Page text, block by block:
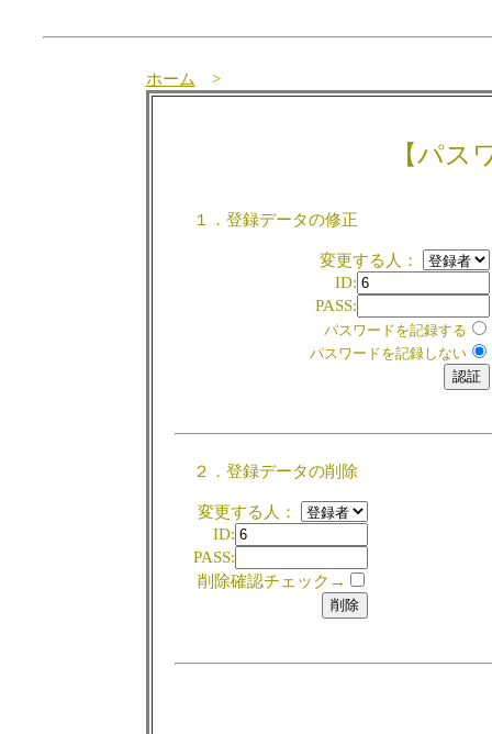
ホーム >
【パス
１．登録データの修正
変更する人：
ID:
PASS:
パスワードを記録する
パスワードを記録しない
２．登録データの削除
変更する人：
ID:
PASS:
削除確認チェック→